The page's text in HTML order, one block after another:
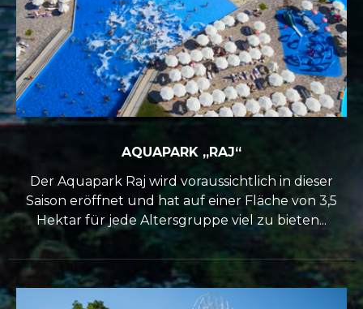
AQUAPARK „RAJ“
Der Aquapark Raj wird voraussichtlich in dieser
Saison eröffnet und hat auf einer Fläche von 3,5
Hektar für jede Altersgruppe viel zu bieten...